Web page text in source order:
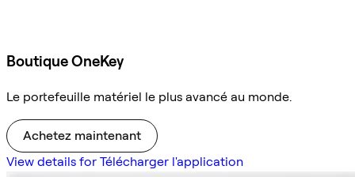
Boutique OneKey
Le portefeuille matériel le plus avancé au monde.
Achetez maintenant
View details for Télécharger l'application